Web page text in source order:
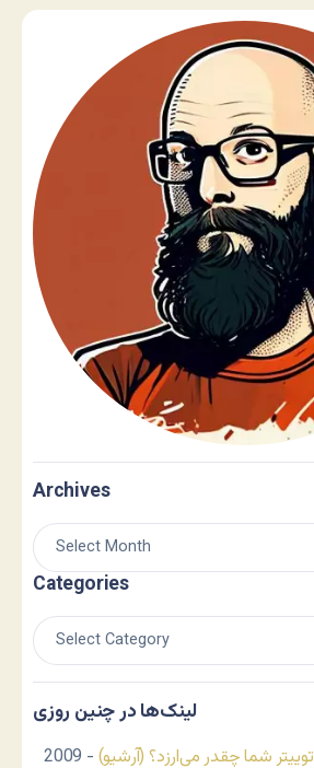
Archives
Categories
لینک‌ها در چنین روزی
توییتر شما چقدر می‌ارزد؟ (آرشیو) - 2009